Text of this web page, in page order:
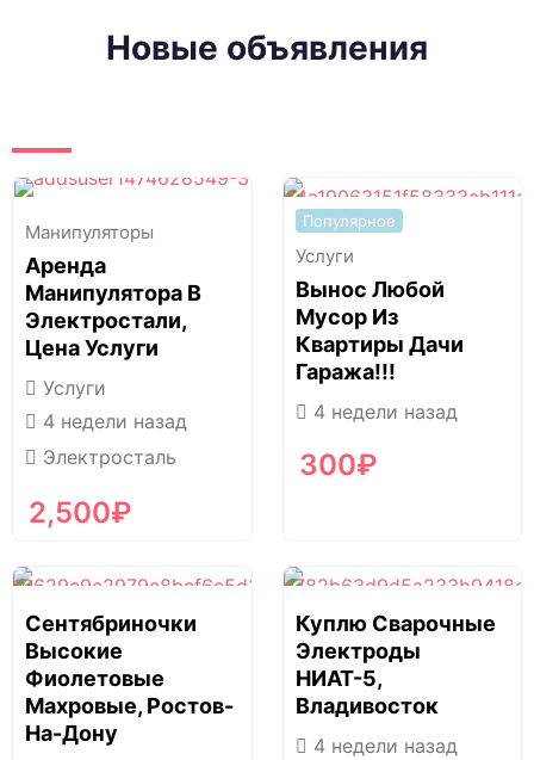
Новые объявления
Манипуляторы
Аренда
Манипулятора В
Электростали,
Цена Услуги
Услуги
4 недели назад
Электросталь
2,500₽
Популярное
Услуги
Вынос Любой
Мусор Из
Квартиры Дачи
Гаража!!!
4 недели назад
300₽
Сентябриночки
Высокие
Фиолетовые
Махровые, Ростов-
На-Дону
Куплю Сварочные
Электроды
НИАТ-5,
Владивосток
4 недели назад